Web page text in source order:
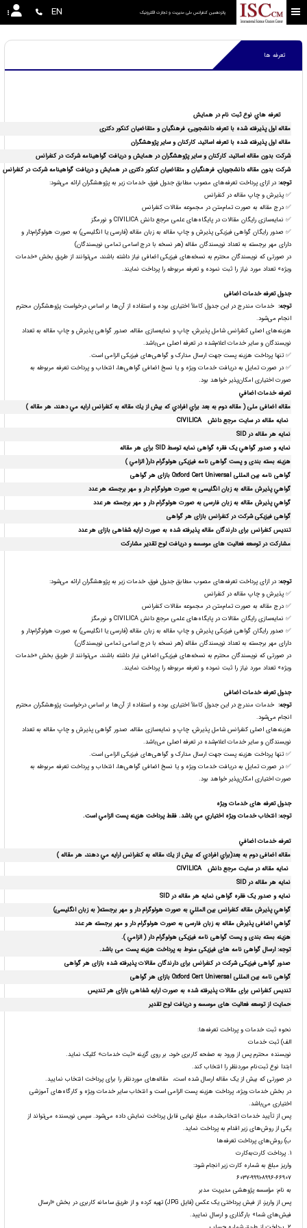
پانزدهمین کنفرانس ملی مدیریت و تجارت الکترونیک EN
تعرفه ها
تعرفه هاي نوع ثبت نام در همایش
مقاله اول پذیرفته شده با تعرفه دانشجویی، فرهنگیان و متقاضیان کنکور دکتری
مقاله اول پذیرفته شده با تعرفه اساتید، کارکنان و سایر پژوهشگران
شرکت بدون مقاله اساتید، کارکنان و سایر پژوهشگران در همایش و دریافت گواهینامه شرکت در کنفرانس
شرکت بدون مقاله دانشجویان، فرهنگیان و متقاضیان کنکور دکتری در همایش و دریافت گواهینامه شرکت در کنفرانس
توجه:در ازای پرداخت تعرفه‌های مصوب مطابق جدول فوق، خدمات زیر به پژوهشگران ارائه می‌شود:
✅ پذیرش و چاپ مقاله در کنفرانس
✅ درج مقاله به صورت تمام‌متن در مجموعه مقالات کنفرانس
✅ نمایه‌سازی رایگان مقالات در پایگاه‌های علمی مرجع دانش CIVILICA و نورمگز
✅ صدور رایگان گواهی فیزیکی پذیرش و چاپ مقاله به زبان مقاله (فارسی یا انگلیسی) به صورت هولوگرام‌دار و
دارای مهر برجسته به تعداد نویسندگان مقاله (هر نسخه با درج اسامی تمامی نویسندگان)
در صورتی که نویسندگان محترم به نسخه‌های فیزیکی اضافی نیاز داشته باشند، می‌توانند از طریق بخش «خدمات
ویژه» تعداد مورد نیاز را ثبت نموده و تعرفه مربوطه را پرداخت نمایند.
جدول تعرفه خدمات اضافی
توجه: خدمات مندرج در این جدول کاملاً اختیاری بوده و استفاده از آن‌ها بر اساس درخواست پژوهشگران محترم
انجام می‌شود.
هزینه‌های اصلی کنفرانس شامل پذیرش، چاپ و نمایه‌سازی مقاله، صدور گواهی پذیرش و چاپ مقاله به تعداد
نویسندگان و سایر خدمات اعلام‌شده در تعرفه اصلی می‌باشد.
✅ تنها پرداخت هزینه پست جهت ارسال مدارک و گواهی‌های فیزیکی الزامی است.
✅ در صورت تمایل به دریافت خدمات ویژه و یا نسخ اضافی گواهی‌ها، انتخاب و پرداخت تعرفه مربوطه به
صورت اختیاری امکان‌پذیر خواهد بود.
تعرفه خدمات اضافي
مقاله اضافی ملی( مقاله دوم به بعد براي افرادي كه بيش از يك مقاله به كنفرانس ارايه مي دهند، هر مقاله )
نمایه مقاله در سایت مرجع دانش
نمایه هر مقاله درSID
نمايه و صدور گواهي یک فقره گواهی نمايهتوسطSIDبرای هر مقاله
هزینه بسته بندی و پست گواهی نامه فیزیکی هولوگرام دار( الزامي )
گواهی نامه بین المللی Oxford Cert Universalبازای هر گواهی
گواهي پذیرش مقاله به زبان انگلیسی به صورت هولوگرام دار و مهر برجسته هر عدد
گواهي پذیرش مقاله به زبان فارسی به صورت هولوگرام دار و مهر برجسته هر عدد
گواهی فیزیکی شرکت در کنفرانس بازای هر گواهی
تندیس کنفرانس برای دارندگان مقاله پذیرفته شده به صورت ارایه شفاهی بازای هر عدد
مشارکت در توسعه فعالیت های موسسه و دریافت لوح تقدیر مشارکت
توجه:در ازای پرداخت تعرفه‌های مصوب مطابق جدول فوق، خدمات زیر به پژوهشگران ارائه می‌شود:
✅ پذیرش و چاپ مقاله در کنفرانس
✅ درج مقاله به صورت تمام‌متن در مجموعه مقالات کنفرانس
✅ نمایه‌سازی رایگان مقالات در پایگاه‌های علمی مرجع دانش CIVILICA و نورمگز
✅ صدور رایگان گواهی فیزیکی پذیرش و چاپ مقاله به زبان مقاله (فارسی یا انگلیسی) به صورت هولوگرام‌دار و
دارای مهر برجسته به تعداد نویسندگان مقاله (هر نسخه با درج اسامی تمامی نویسندگان)
در صورتی که نویسندگان محترم به نسخه‌های فیزیکی اضافی نیاز داشته باشند، می‌توانند از طریق بخش «خدمات
ویژه» تعداد مورد نیاز را ثبت نموده و تعرفه مربوطه را پرداخت نمایند.
جدول تعرفه خدمات اضافی
توجه: خدمات مندرج در این جدول کاملاً اختیاری بوده و استفاده از آن‌ها بر اساس درخواست پژوهشگران محترم
انجام می‌شود.
هزینه‌های اصلی کنفرانس شامل پذیرش، چاپ و نمایه‌سازی مقاله، صدور گواهی پذیرش و چاپ مقاله به تعداد
نویسندگان و سایر خدمات اعلام‌شده در تعرفه اصلی می‌باشد.
✅ تنها پرداخت هزینه پست جهت ارسال مدارک و گواهی‌های فیزیکی الزامی است.
✅ در صورت تمایل به دریافت خدمات ویژه و یا نسخ اضافی گواهی‌ها، انتخاب و پرداخت تعرفه مربوطه به
صورت اختیاری امکان‌پذیر خواهد بود.
جدول تعرفه های خدمات ویژه
توجه:انتخاب خدمات ویژه اختياري مي باشد. فقط پرداخت هزينه پست الزامي است.
تعرفه خدمات اضافي
مقاله اضافی دوم به بعد(براي افرادي كه بيش از يك مقاله به كنفرانس ارايه مي دهند، هر مقاله )
نمایه مقاله در سایت مرجع دانش
نمایه هر مقاله درSID
نمایه و صدور یک فقره گواهی نمایه هر مقاله درSID
گواهي پذیرش مقاله كنفرانس بين المللي به صورت هولوگرام دار و مهر برجسته( به زبان انگلیسی)
گواهي اضافی پذیرش مقاله به زبان فارسی به صورت هولوگرام دار و مهر برجسته هر عدد
هزینه بسته بندی و پست گواهی نامه فیزیکی هولوگرام دار ( الزامي ).
توجه: ارسال گواهی نامه های فیزیکی منوط به پرداخت هزینه پست می باشد.
صدور گواهی فیزیکی شرکت در کنفرانس برای دارندگان مقالات پذیرفته شده بازای هر گواهی
گواهی نامه بین المللی Oxford Cert Universalبازای هر گواهی
تندیس کنفرانس برای مقالات پذیرفته شده به صورت ارایه شفاهی بازای هر تندیس
حمایت از توسعه فعالیت های موسسه و دریافت لوح تقدیر
نحوه ثبت خدمات و پرداخت تعرفه‌ها:
الف) ثبت خدمات
نویسنده محترم پس از ورود به صفحه کاربری خود، بر روی گزینه «ثبت خدمات» کلیک نماید.
ابتدا نوع ثبت‌نام موردنظر را انتخاب کند.
در صورتی که بیش از یک مقاله ارسال شده است، مقاله‌های موردنظر را برای پرداخت انتخاب نمایید.
در بخش خدمات ویژه، پرداخت هزینه پست الزامی است و انتخاب سایر خدمات ویژه و کارگاه‌های آموزشی
اختیاری می‌باشد.
پس از تأیید خدمات انتخاب‌شده، مبلغ نهایی قابل پرداخت نمایش داده می‌شود. سپس نویسنده می‌تواند از
یکی از روش‌های زیر اقدام به پرداخت نماید.
ب) روش‌های پرداخت تعرفه‌ها
1. پرداخت کارت‌به‌کارت
واریز مبلغ به شماره کارت زیر انجام شود:
۶۰۳۷-۹۹۹۱-۸۹۹۶-۶۶۹۰۷
به نام: مؤسسه پژوهشی مدیریت مدبر
پس از واریز، از فیش پرداختی یک عکس (فایل JPG) تهیه کرده و از طریق سامانه کاربری در بخش «ارسال
فیش‌های شما» بارگذاری و ارسال نمایید.